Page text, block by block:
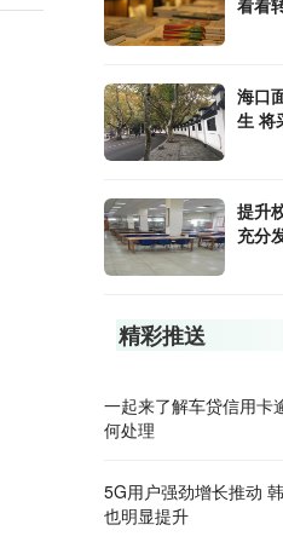
看看
海口
生 将
提升
充分
精彩推送
一起来了解车贷信用卡
何处理
5G用户强劲增长推动
也明显提升